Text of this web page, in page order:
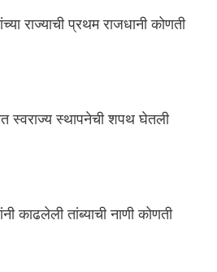
राज्याची प्रथम राजधानी कोणती
स्वराज्य स्थापनेची शपथ घेतली
काढलेली तांब्याची नाणी कोणती